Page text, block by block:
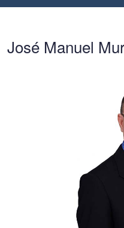
José Manuel